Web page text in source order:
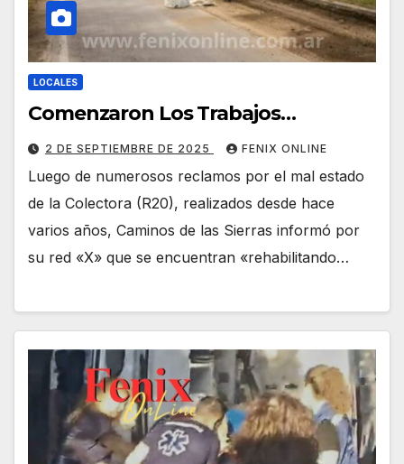
LOCALES
Comenzaron Los Trabajos…
2 DE SEPTIEMBRE DE 2025 FENIX ONLINE
Luego de numerosos reclamos por el mal estado
de la Colectora (R20), realizados desde hace
varios años, Caminos de las Sierras informó por
su red «X» que se encuentran «rehabilitando…